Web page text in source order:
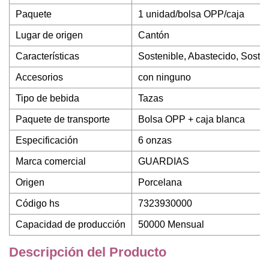
Paquete 1 unidad/bolsa OPP/caja
Lugar de origen Cantón
Características Sostenible, Abastecido,
Accesorios con ninguno
Tipo de bebida Tazas
Paquete de transporte Bolsa OPP + caja blanca
Especificación 6 onzas
Marca comercial GUARDIAS
Origen Porcelana
Código hs 7323930000
Capacidad de producción 50000 Mensual
Descripción del Producto